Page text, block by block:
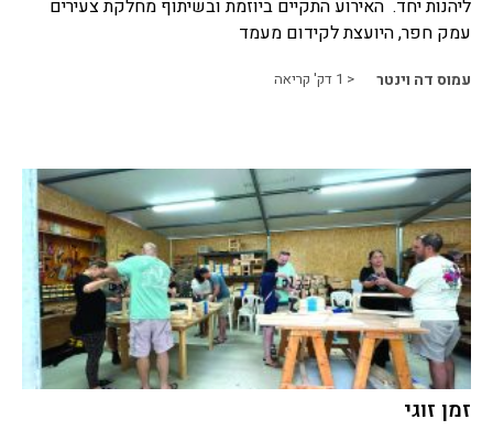
ליהנות יחד. האירוע התקיים ביוזמת ובשיתוף מחלקת צעירים
עמק חפר, היועצת לקידום מעמד
עמוס דה וינטר < 1 דק' קריאה
זמן זוגי